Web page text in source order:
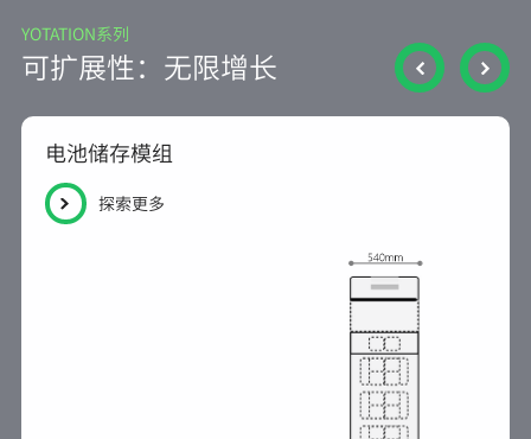
YOTATION系列
可扩展性：无限增长
电池储存模组
探索更多